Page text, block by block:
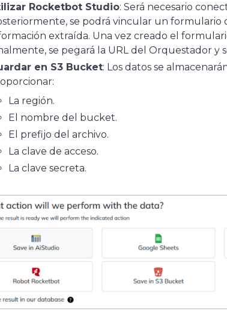
Rocketbot Studio: Será necesario
se podrá vincular un formulario
extraída. Una vez creado el
se pegará la URL del Orquestador
en S3 Bucket: Los datos se
La región.
El nombre del bucket.
El prefijo del archivo.
La clave de acceso.
La clave secreta.